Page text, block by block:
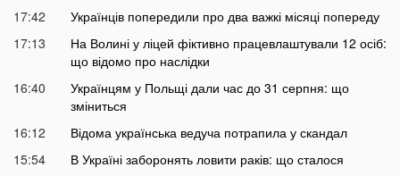
17:42
Українців попередили про два важкі місяці попереду
17:13
На Волині у ліцей фіктивно працевлаштували 12 осіб:
що відомо про наслідки
16:40
Українцям у Польщі дали час до 31 серпня: що
зміниться
16:12
Відома українська ведуча потрапила у скандал
15:54
В Україні заборонять ловити раків: що сталося